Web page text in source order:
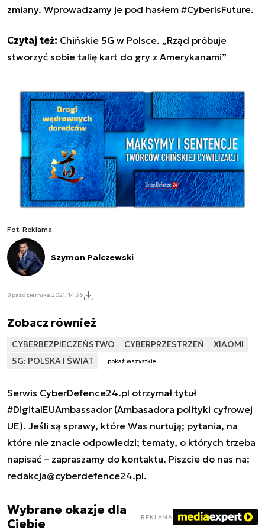
zmiany. Wprowadzamy je pod hasłem #CyberIsFuture.
Czytaj też: Chińskie 5G w Polsce. „Rząd próbuje
stworzyć sobie talię kart do gry z Amerykanami”
Fot. Reklama
Szymon Palczewski
8 października 2021, 14:36
Zobacz również
CYBERBEZPIECZEŃSTWO CYBERPRZESTRZEŃ
XIAOMI
5G: POLSKA I ŚWIAT
pokaż wszystkie
Serwis CyberDefence24.pl otrzymał tytuł
#DigitalEUAmbassador (Ambasadora polityki cyfrowej
UE). Jeśli są sprawy, które Was nurtują; pytania, na
które nie znacie odpowiedzi; tematy, o których trzeba
napisać – zapraszamy do kontaktu. Piszcie do nas na:
redakcja@cyberdefence24.pl.
Wybrane okazje dla
Ciebie
REKLAMA